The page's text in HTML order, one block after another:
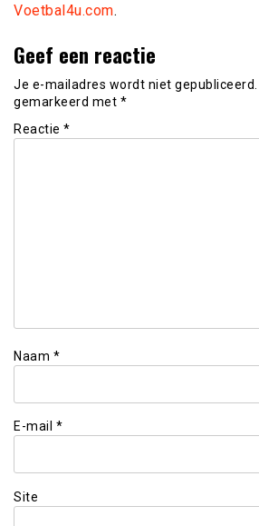
Voetbal4u.com.
Geef een reactie
Je e-mailadres wordt niet gepubliceerd.
gemarkeerd met *
Reactie *
Naam *
E-mail *
Site